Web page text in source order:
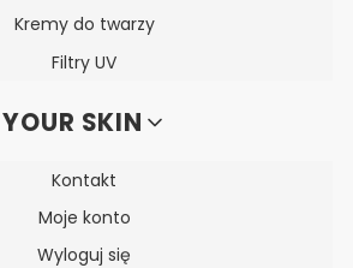
Kremy do twarzy
Filtry UV
YOUR SKIN
Kontakt
Moje konto
Wyloguj się